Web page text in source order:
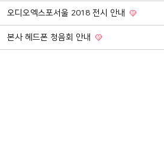
오디오엑스포서울 2018 전시 안내
본사 헤드폰 청음회 안내